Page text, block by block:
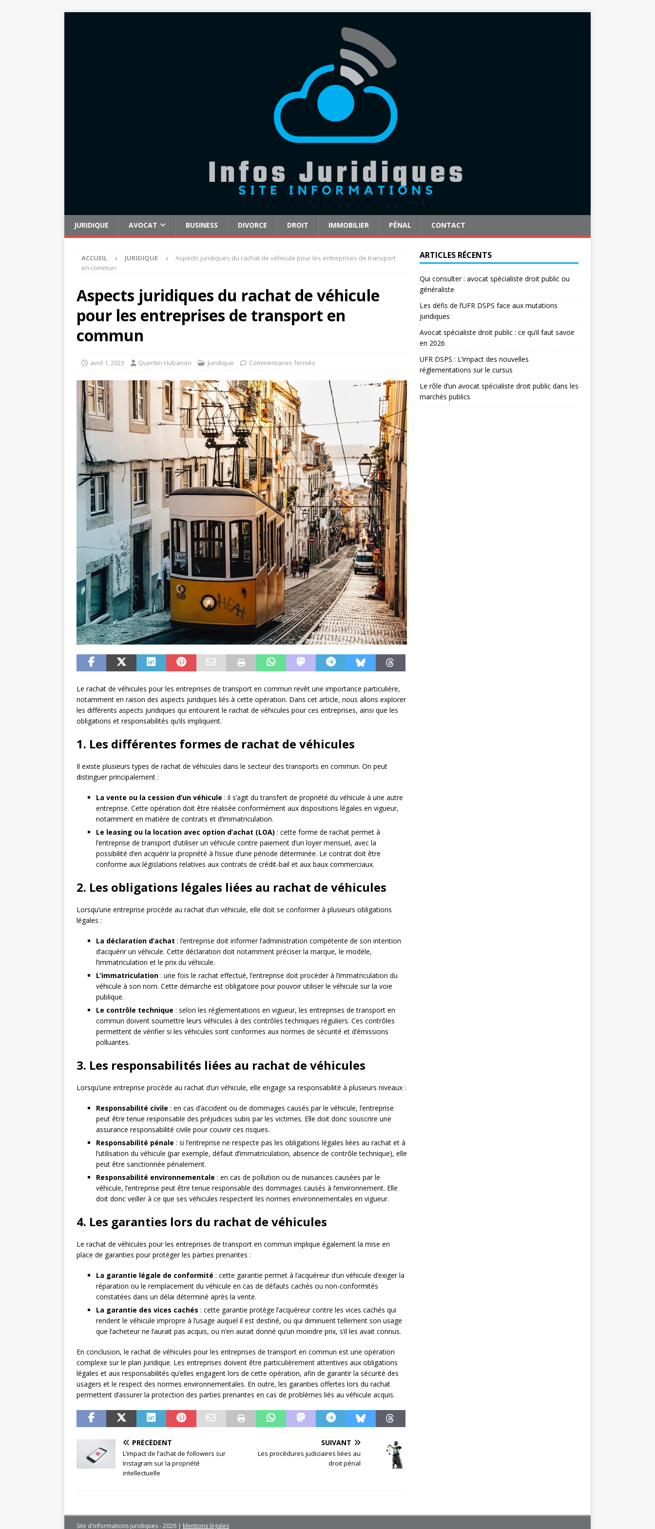
JURIDIQUE AVOCAT BUSINESS DIVORCE DROIT IMMOBILIER PÉNAL CONTACT
ACCUEIL JURIDIQUE
Aspects juridiques du rachat de véhicule pour les entreprises de transport
en commun
Aspects juridiques du rachat de véhicule
pour les entreprises de transport en
commun
avril 1, 2023 Quentin Hubanon Juridique Commentaires fermés
Le rachat de véhicules pour les entreprises de transport en commun revêt une importance particulière,
notamment en raison des aspects juridiques liés à cette opération. Dans cet article, nous allons explorer
les différents aspects juridiques qui entourent le rachat de véhicules pour ces entreprises, ainsi que les
obligations et responsabilités qu’ils impliquent.
1. Les différentes formes de rachat de véhicules
Il existe plusieurs types de rachat de véhicules dans le secteur des transports en commun. On peut
distinguer principalement :
La vente ou la cession d’un véhicule : il s’agit du transfert de propriété du véhicule à une autre
entreprise. Cette opération doit être réalisée conformément aux dispositions légales en vigueur,
notamment en matière de contrats et d’immatriculation.
Le leasing ou la location avec option d’achat (LOA) : cette forme de rachat permet à
l’entreprise de transport d’utiliser un véhicule contre paiement d’un loyer mensuel, avec la
possibilité d’en acquérir la propriété à l’issue d’une période déterminée. Le contrat doit être
conforme aux législations relatives aux contrats de crédit-bail et aux baux commerciaux.
2. Les obligations légales liées au rachat de véhicules
Lorsqu’une entreprise procède au rachat d’un véhicule, elle doit se conformer à plusieurs obligations
légales :
La déclaration d’achat : l’entreprise doit informer l’administration compétente de son intention
d’acquérir un véhicule. Cette déclaration doit notamment préciser la marque, le modèle,
l’immatriculation et le prix du véhicule.
L’immatriculation : une fois le rachat effectué, l’entreprise doit procéder à l’immatriculation du
véhicule à son nom. Cette démarche est obligatoire pour pouvoir utiliser le véhicule sur la voie
publique.
Le contrôle technique : selon les réglementations en vigueur, les entreprises de transport en
commun doivent soumettre leurs véhicules à des contrôles techniques réguliers. Ces contrôles
permettent de vérifier si les véhicules sont conformes aux normes de sécurité et d’émissions
polluantes.
3. Les responsabilités liées au rachat de véhicules
Lorsqu’une entreprise procède au rachat d’un véhicule, elle engage sa responsabilité à plusieurs niveaux :
Responsabilité civile : en cas d’accident ou de dommages causés par le véhicule, l’entreprise
peut être tenue responsable des préjudices subis par les victimes. Elle doit donc souscrire une
assurance responsabilité civile pour couvrir ces risques.
Responsabilité pénale : si l’entreprise ne respecte pas les obligations légales liées au rachat et à
l’utilisation du véhicule (par exemple, défaut d’immatriculation, absence de contrôle technique), elle
peut être sanctionnée pénalement.
Responsabilité environnementale : en cas de pollution ou de nuisances causées par le
véhicule, l’entreprise peut être tenue responsable des dommages causés à l’environnement. Elle
doit donc veiller à ce que ses véhicules respectent les normes environnementales en vigueur.
4. Les garanties lors du rachat de véhicules
Le rachat de véhicules pour les entreprises de transport en commun implique également la mise en
place de garanties pour protéger les parties prenantes :
La garantie légale de conformité : cette garantie permet à l’acquéreur d’un véhicule d’exiger la
réparation ou le remplacement du véhicule en cas de défauts cachés ou non-conformités
constatées dans un délai déterminé après la vente.
La garantie des vices cachés : cette garantie protège l’acquéreur contre les vices cachés qui
rendent le véhicule impropre à l’usage auquel il est destiné, ou qui diminuent tellement son usage
que l’acheteur ne l’aurait pas acquis, ou n’en aurait donné qu’un moindre prix, s’il les avait connus.
En conclusion, le rachat de véhicules pour les entreprises de transport en commun est une opération
complexe sur le plan juridique. Les entreprises doivent être particulièrement attentives aux obligations
légales et aux responsabilités qu’elles engagent lors de cette opération, afin de garantir la sécurité des
usagers et le respect des normes environnementales. En outre, les garanties offertes lors du rachat
permettent d’assurer la protection des parties prenantes en cas de problèmes liés au véhicule acquis.
PRÉCÉDENT
L’impact de l’achat de followers sur
Instagram sur la propriété
intellectuelle
SUIVANT
Les procédures judiciaires liées au
droit pénal
ARTICLES RÉCENTS
Qui consulter : avocat spécialiste droit public ou
généraliste
Les défis de l’UFR DSPS face aux mutations
juridiques
Avocat spécialiste droit public : ce qu’il faut savoir
en 2026
UFR DSPS : L’impact des nouvelles
réglementations sur le cursus
Le rôle d’un avocat spécialiste droit public dans les
marchés publics
Site d'informations juridiques - 2026 | Mentions légales